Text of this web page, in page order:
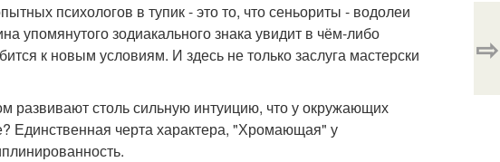
психологов в тупик - это то, что сеньориты - водолеи
упомянутого зодиакального знака увидит в чём-либо
к новым условиям. И здесь не только заслуга мастерски
развивают столь сильную интуицию, что у окружающих
Единственная черта характера, "Хромающая" у
⇨